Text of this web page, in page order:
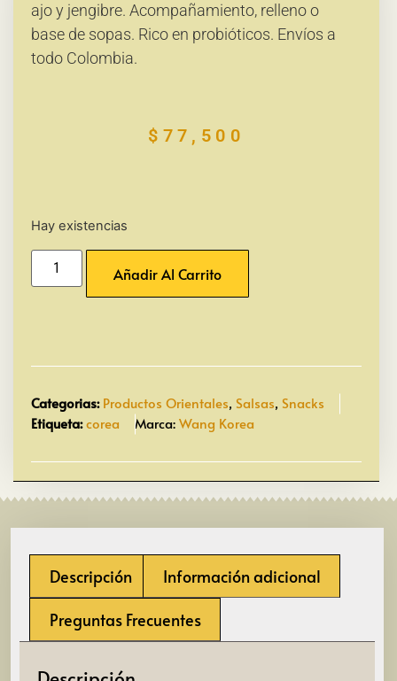
ajo y jengibre. Acompañamiento, relleno o
base de sopas. Rico en probióticos. Envíos a
todo Colombia.
$ 77,500
Hay existencias
Añadir Al Carrito
Categorias: Productos Orientales, Salsas, Snacks
Etiqueta:corea Marca:Wang Korea
Descripción
Información adicional
Preguntas Frecuentes